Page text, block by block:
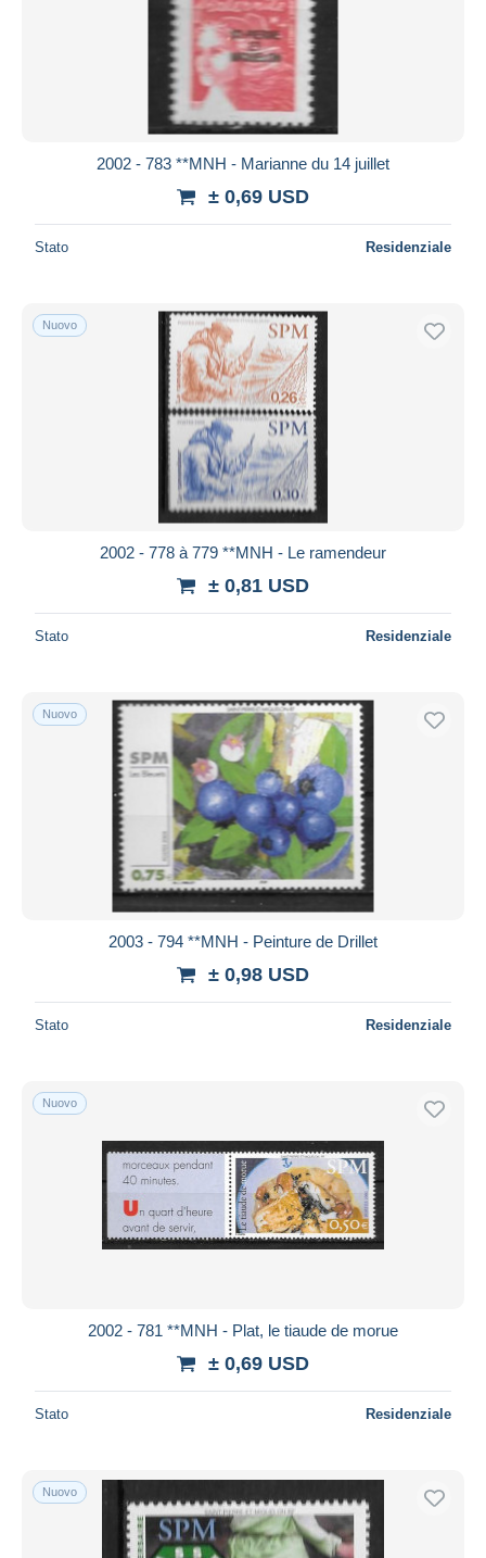
2002 - 783 **MNH - Marianne du 14 juillet
± 0,69 USD
Stato Residenziale
Nuovo
2002 - 778 à 779 **MNH - Le ramendeur
± 0,81 USD
Stato Residenziale
Nuovo
2003 - 794 **MNH - Peinture de Drillet
± 0,98 USD
Stato Residenziale
Nuovo
2002 - 781 **MNH - Plat, le tiaude de morue
± 0,69 USD
Stato Residenziale
Nuovo